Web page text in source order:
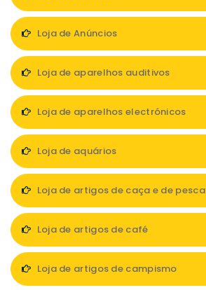
Loja de Anúncios
Loja de aparelhos auditivos
Loja de aparelhos electrónicos
Loja de aquários
Loja de artigos de caça e de pesca
Loja de artigos de café
Loja de artigos de campismo